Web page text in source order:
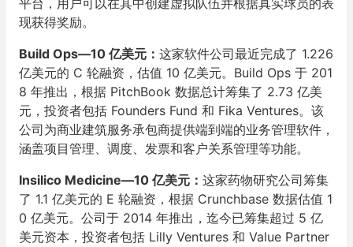
平台，用户可以在其中创建虚拟队伍并根据真实球员的表
现获得奖励。
Build Ops—10 亿美元： 这家软件公司最近完成了 1.226
亿美元的 C 轮融资，估值 10 亿美元。Build Ops 于 201
8 年推出，根据 PitchBook 数据总计筹集了 2.73 亿美
元，投资者包括 Founders Fund 和 Fika Ventures。该
公司为商业建筑服务承包商提供端到端的业务管理软件，
涵盖项目管理、调度、发票和客户关系管理等功能。
Insilico Medicine—10 亿美元： 这家药物研究公司筹集
了 1.1 亿美元的 E 轮融资，根据 Crunchbase 数据估值 1
0 亿美元。公司于 2014 年推出，迄今已筹集超过 5 亿
美元资本，投资者包括 Lilly Ventures 和 Value Partner